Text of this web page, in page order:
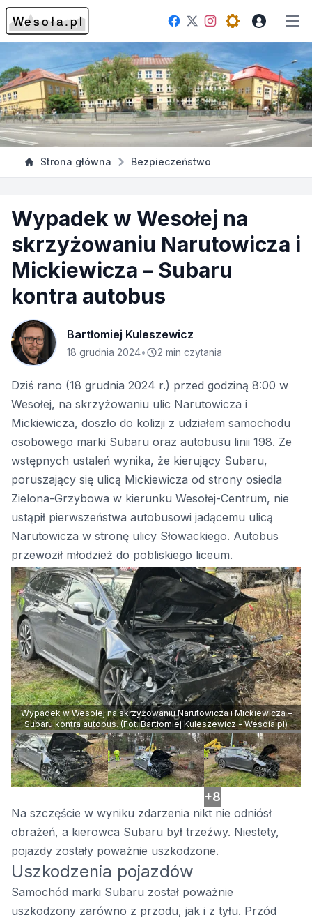
Facebook
TwitterInstagram
Open theme
Strona główna Bezpieczeństwo
Wypadek w Wesołej na
skrzyżowaniu Narutowicza i
Mickiewicza – Subaru
kontra autobus
Bartłomiej Kuleszewicz
18 grudnia 2024• 2 min czytania
Dziś rano (18 grudnia 2024 r.) przed godziną 8:00 w
Wesołej, na skrzyżowaniu ulic Narutowicza i
Mickiewicza, doszło do kolizji z udziałem samochodu
osobowego marki Subaru oraz autobusu linii 198. Ze
wstępnych ustaleń wynika, że kierujący Subaru,
poruszający się ulicą Mickiewicza od strony osiedla
Zielona-Grzybowa w kierunku Wesołej-Centrum, nie
ustąpił pierwszeństwa autobusowi jadącemu ulicą
Narutowicza w stronę ulicy Słowackiego. Autobus
przewoził młodzież do pobliskiego liceum.
Wypadek w Wesołej na skrzyżowaniu Narutowicza i Mickiewicza –
Subaru kontra autobus. (Fot. Bartłomiej Kuleszewicz - Wesoła.pl)
+8
Na szczęście w wyniku zdarzenia nikt nie odniósł
obrażeń, a kierowca Subaru był trzeźwy. Niestety,
pojazdy zostały poważnie uszkodzone.
Uszkodzenia pojazdów
Samochód marki Subaru został poważnie
uszkodzony zarówno z przodu, jak i z tyłu. Przód